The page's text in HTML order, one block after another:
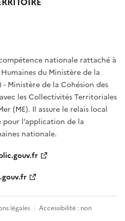
nationale rattaché à
du Ministère de la
Ministère de la Cohésion des
les Collectivités Territoriales
(ME). Il assure le relais local
l’application de la
nationale.
légales
Accessibilité : non